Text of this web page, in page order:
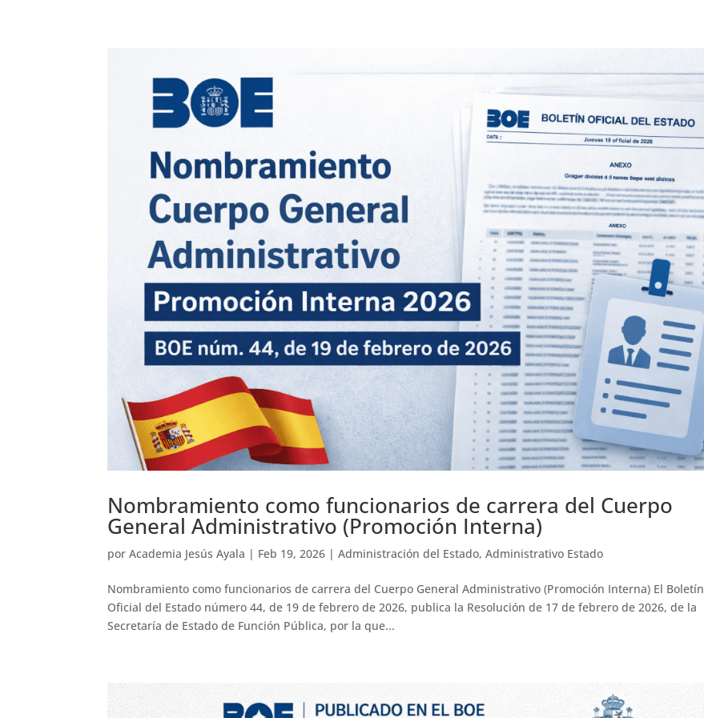
Nombramiento como funcionarios de carrera del Cuerpo
General Administrativo (Promoción Interna)
porAcademia Jesús Ayala | Feb 19, 2026 |Administración del Estado,Administrativo Estado
Nombramiento como funcionarios de carrera del Cuerpo General Administrativo (Promoción Interna) El Boletín
Oficial del Estado número 44, de 19 de febrero de 2026, publica la Resolución de 17 de febrero de 2026, de la
Secretaría de Estado de Función Pública, por la que...